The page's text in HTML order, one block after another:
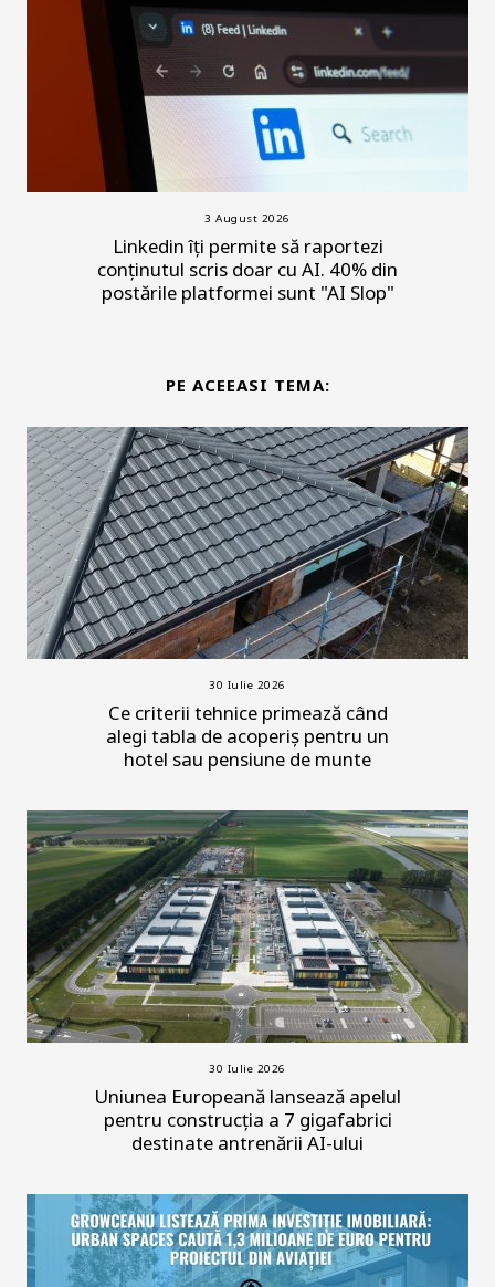
3 August 2026
Linkedin îți permite să raportezi
conținutul scris doar cu AI. 40% din
postările platformei sunt "AI Slop"
PE ACEEASI TEMA:
30 Iulie 2026
Ce criterii tehnice primează când
alegi tabla de acoperiș pentru un
hotel sau pensiune de munte
30 Iulie 2026
Uniunea Europeană lansează apelul
pentru construcția a 7 gigafabrici
destinate antrenării AI-ului